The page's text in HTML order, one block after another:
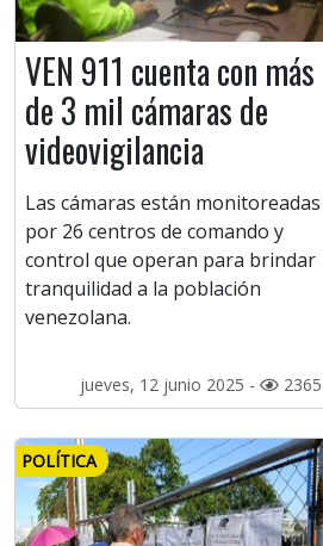
VEN 911 cuenta con más
de 3 mil cámaras de
videovigilancia
Las cámaras están monitoreadas
por 26 centros de comando y
control que operan para brindar
tranquilidad a la población
venezolana.
jueves, 12 junio 2025 - 2365
POLÍTICA